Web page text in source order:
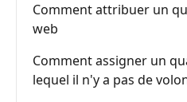
Comment attribuer un
web
Comment assigner un
lequel il n'y a pas de